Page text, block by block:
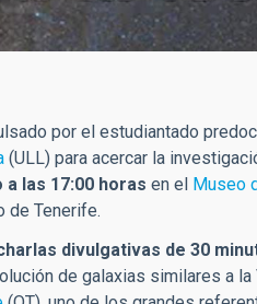
por el estudiantado
(ULL) para acercar la
a las 17:00 horas en el Museo
de Tenerife.
divulgativas de 30
de galaxias similares a la